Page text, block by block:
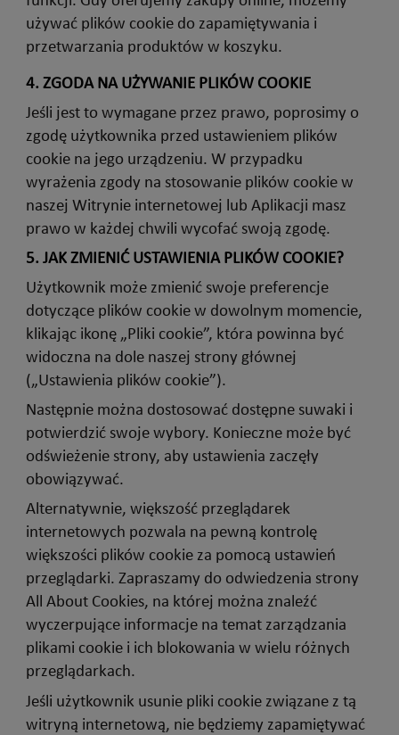
używać plików cookie do zapamiętywania i
przetwarzania produktów w koszyku.
4. ZGODA NA UŻYWANIE PLIKÓW COOKIE
Jeśli jest to wymagane przez prawo, poprosimy o
zgodę użytkownika przed ustawieniem plików
cookie na jego urządzeniu. W przypadku
wyrażenia zgody na stosowanie plików cookie w
naszej Witrynie internetowej lub Aplikacji masz
prawo w każdej chwili wycofać swoją zgodę.
5. JAK ZMIENIĆ USTAWIENIA PLIKÓW COOKIE?
Użytkownik może zmienić swoje preferencje
dotyczące plików cookie w dowolnym momencie,
klikając ikonę „Pliki cookie”, która powinna być
widoczna na dole naszej strony głównej
(„Ustawienia plików cookie”).
Następnie można dostosować dostępne suwaki i
potwierdzić swoje wybory. Konieczne może być
odświeżenie strony, aby ustawienia zaczęły
obowiązywać.
Alternatywnie, większość przeglądarek
internetowych pozwala na pewną kontrolę
większości plików cookie za pomocą ustawień
przeglądarki. Zapraszamy do odwiedzenia strony
All About Cookies, na której można znaleźć
wyczerpujące informacje na temat zarządzania
plikami cookie i ich blokowania w wielu różnych
przeglądarkach.
Jeśli użytkownik usunie pliki cookie związane z tą
witryną internetową, nie będziemy zapamiętywać